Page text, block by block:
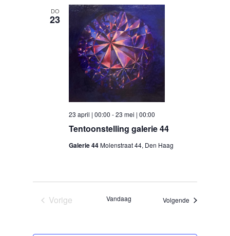
datum.
DO
23
Tentoonstelling galerie 44
23 april | 00:00 -23 mei | 00:00
Galerie 44Molenstraat 44, Den Haag
Vorige
Vandaag VolgendeEvenementen